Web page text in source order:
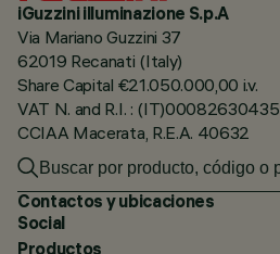
iGuzzini illuminazione S.p.A
Via Mariano Guzzini 37
62019 Recanati (Italy)
Share Capital €21.050.000,00 i.v.
VAT N. and R.I. : (IT)00082630435
CCIAA Macerata, R.E.A. 40632
Contactos y ubicaciones
Social
Productos